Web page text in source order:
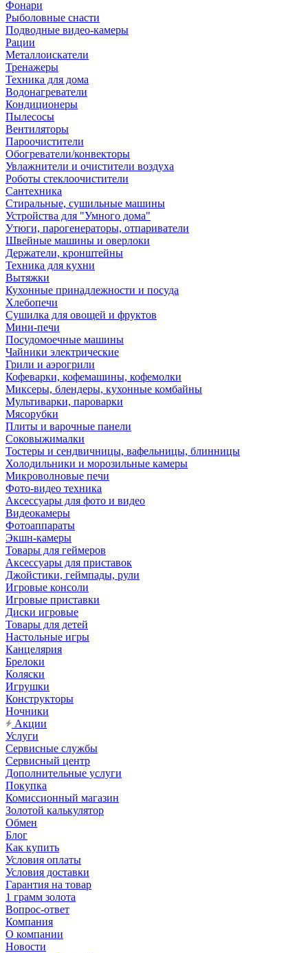
Фонари
Рыболовные снасти
Подводные видео-камеры
Рации
Металлоискатели
Тренажеры
Техника для дома
Водонагреватели
Кондиционеры
Пылесосы
Вентиляторы
Пароочистители
Обогреватели/конвекторы
Увлажнители и очистители воздуха
Роботы стеклоочистители
Сантехника
Стиральные, сушильные машины
Устройства для "Умного дома"
Утюги, парогенераторы, отпариватели
Швейные машины и оверлоки
Держатели, кронштейны
Техника для кухни
Вытяжки
Кухонные принадлежности и посуда
Хлебопечи
Сушилка для овощей и фруктов
Мини-печи
Посудомоечные машины
Чайники электрические
Грили и аэрогрили
Кофеварки, кофемашины, кофемолки
Миксеры, блендеры, кухонные комбайны
Мультиварки, пароварки
Мясорубки
Плиты и варочные панели
Соковыжималки
Тостеры и сендвичницы, вафельницы, блинницы
Холодильники и морозильные камеры
Микроволновые печи
Фото-видео техника
Аксессуары для фото и видео
Видеокамеры
Фотоаппараты
Экшн-камеры
Товары для геймеров
Аксессуары для приставок
Джойстики, геймпады, рули
Игровые консоли
Игровые приставки
Диски игровые
Товары для детей
Настольные игры
Канцелярия
Брелоки
Коляски
Игрушки
Конструкторы
Ночники
Акции
Услуги
Сервисные службы
Сервисный центр
Дополнительные услуги
Покупка
Комиссионный магазин
Золотой калькулятор
Обмен
Блог
Как купить
Условия оплаты
Условия доставки
Гарантия на товар
1 грамм золота
Вопрос-ответ
Компания
О компании
Новости